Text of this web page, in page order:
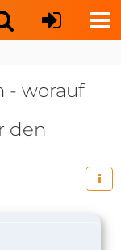
- worauf
den